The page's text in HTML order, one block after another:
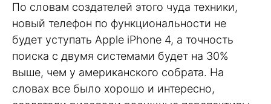
По словам создателей этого чуда техники,
новый телефон по функциональности не
будет уступать Apple iPhone 4, а точность
поиска с двумя системами будет на 30%
выше, чем у американского собрата. На
словах все было хорошо и интересно,